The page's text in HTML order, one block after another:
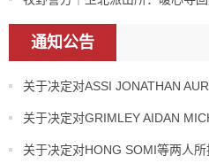
通知公告